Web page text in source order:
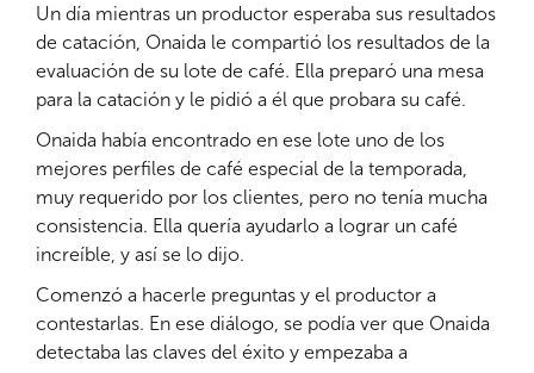
Un día mientras un productor esperaba sus resultados
de catación, Onaida le compartió los resultados de la
evaluación de su lote de café. Ella preparó una mesa
para la catación y le pidió a él que probara su café.
Onaida había encontrado en ese lote uno de los
mejores perfiles de café especial de la temporada,
muy requerido por los clientes, pero no tenía mucha
consistencia. Ella quería ayudarlo a lograr un café
increíble, y así se lo dijo.
Comenzó a hacerle preguntas y el productor a
contestarlas. En ese diálogo, se podía ver que Onaida
detectaba las claves del éxito y empezaba a